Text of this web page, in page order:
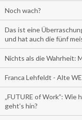
Noch wach?
Das ist eine
und hat auch die fünf
Nichts als die Wahrheit:
Franca Lehfeldt - Alte
„FUTURE of Work”:
geht’s hin?